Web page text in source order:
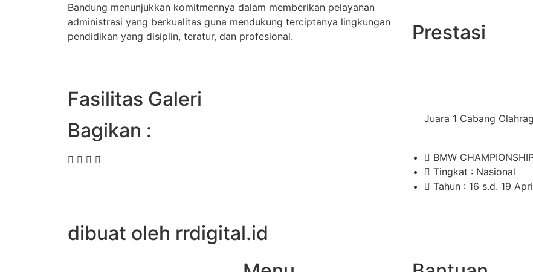
Bandung menunjukkan komitmennya dalam memberikan pelayanan
administrasi yang berkualitas guna mendukung terciptanya lingkungan
pendidikan yang disiplin, teratur, dan profesional.
Fasilitas Galeri
Bagikan :
Prestasi
Juara 1 Cabang
BMW
Tingkat : Nasional
Tahun : 16 s.d. 19
dibuat oleh rrdigital.id